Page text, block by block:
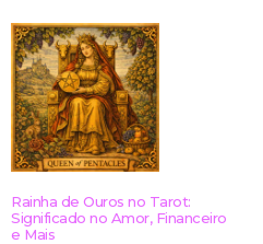
Rainha de Ouros no Tarot:
Significado no Amor, Financeiro
e Mais